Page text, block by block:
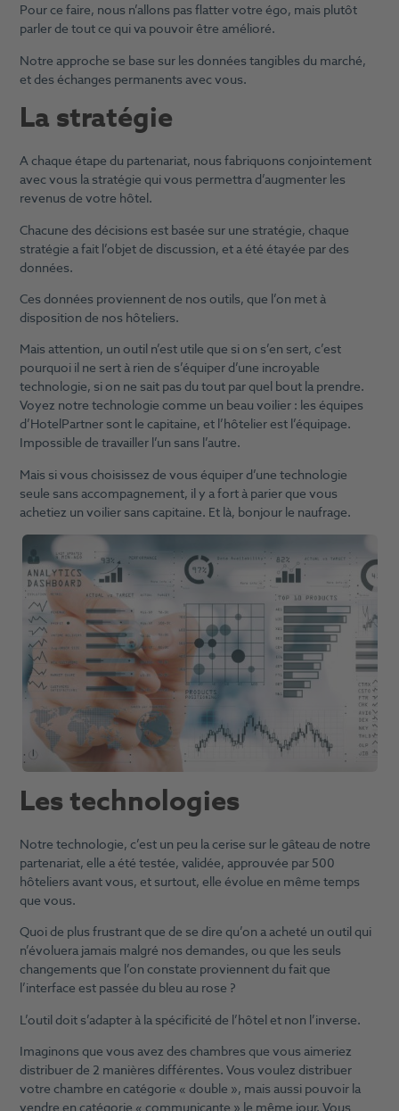
Pour ce faire, nous n’allons pas flatter votre égo, mais plutôt
parler de tout ce qui va pouvoir être amélioré.
Notre approche se base sur les données tangibles du marché,
et des échanges permanents avec vous.
La stratégie
A chaque étape du partenariat, nous fabriquons conjointement
avec vous la stratégie qui vous permettra d’augmenter les
revenus de votre hôtel.
Chacune des décisions est basée sur une stratégie, chaque
stratégie a fait l’objet de discussion, et a été étayée par des
données.
Ces données proviennent de nos outils, que l’on met à
disposition de nos hôteliers.
Mais attention, un outil n’est utile que si on s’en sert, c’est
pourquoi il ne sert à rien de s’équiper d’une incroyable
technologie, si on ne sait pas du tout par quel bout la prendre.
Voyez notre technologie comme un beau voilier : les équipes
d’HotelPartner sont le capitaine, et l’hôtelier est l’équipage.
Impossible de travailler l’un sans l’autre.
Mais si vous choisissez de vous équiper d’une technologie
seule sans accompagnement, il y a fort à parier que vous
achetiez un voilier sans capitaine. Et là, bonjour le naufrage.
Les technologies
Notre technologie, c’est un peu la cerise sur le gâteau de notre
partenariat, elle a été testée, validée, approuvée par 500
hôteliers avant vous, et surtout, elle évolue en même temps
que vous.
Quoi de plus frustrant que de se dire qu’on a acheté un outil qui
n’évoluera jamais malgré nos demandes, ou que les seuls
changements que l’on constate proviennent du fait que
l’interface est passée du bleu au rose ?
L’outil doit s’adapter à la spécificité de l’hôtel et non l’inverse.
Imaginons que vous avez des chambres que vous aimeriez
distribuer de 2 manières différentes. Vous voulez distribuer
votre chambre en catégorie « double », mais aussi pouvoir la